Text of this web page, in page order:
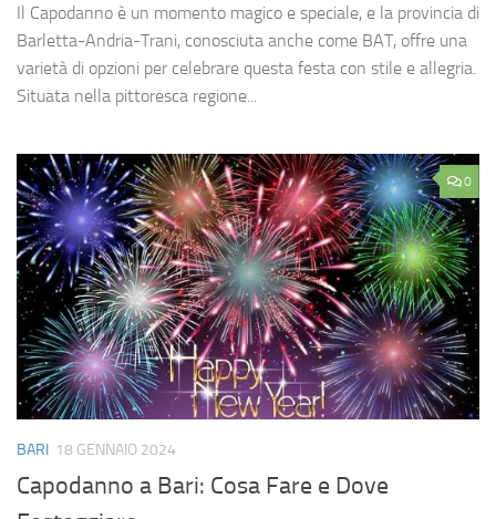
Il Capodanno è un momento magico e speciale, e la provincia di
Barletta-Andria-Trani, conosciuta anche come BAT, offre una
varietà di opzioni per celebrare questa festa con stile e allegria.
Situata nella pittoresca regione...
0
BARI 18 GENNAIO 2024
Capodanno a Bari: Cosa Fare e Dove